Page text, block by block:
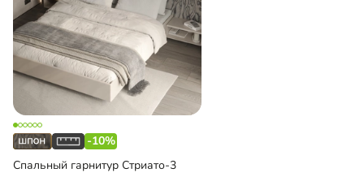
-10%
Спальный гарнитур Стриато-3